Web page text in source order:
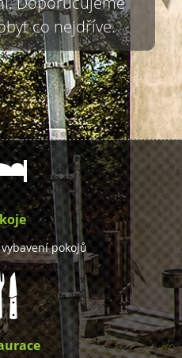
co nejdříve.
pokojů